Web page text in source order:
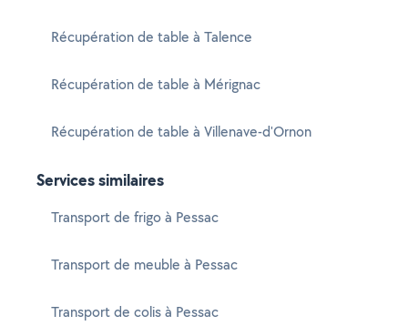
Récupération de table à Talence
Récupération de table à Mérignac
Récupération de table à Villenave-d'Ornon
Services similaires
Transport de frigo à Pessac
Transport de meuble à Pessac
Transport de colis à Pessac